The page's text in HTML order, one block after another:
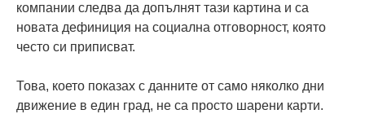
компании следва да допълнят тази картина и са
новата дефиниция на социална отговорност, която
често си приписват.
Това, което показах с данните от само няколко дни
движение в един град, не са просто шарени карти.